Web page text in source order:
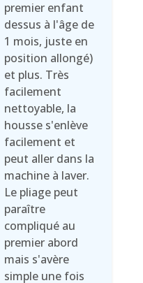
premier enfant
dessus à l'âge de
1 mois, juste en
position allongé)
et plus. Très
facilement
nettoyable, la
housse s'enlève
facilement et
peut aller dans la
machine à laver.
Le pliage peut
paraître
compliqué au
premier abord
mais s'avère
simple une fois